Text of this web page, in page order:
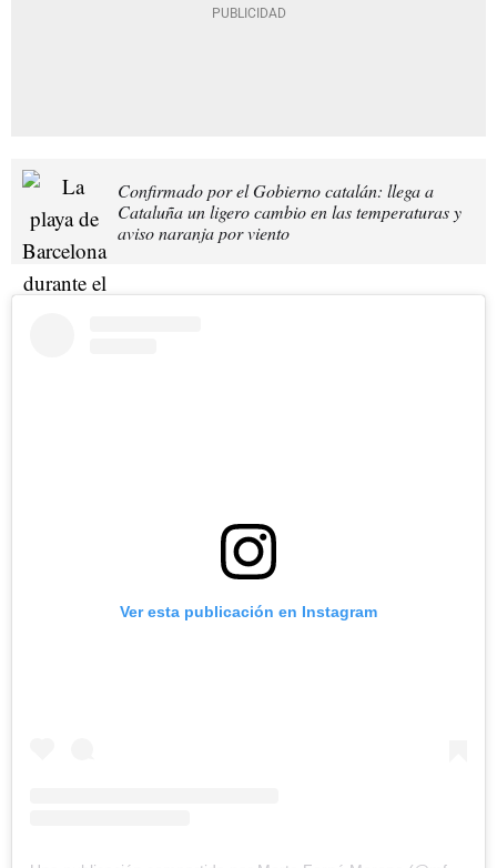
Confirmado por el Gobierno catalán: llega a
Cataluña un ligero cambio en las temperaturas y
aviso naranja por viento
Ver esta publicación en Instagram